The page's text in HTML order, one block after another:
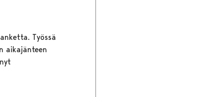
Työssä
aikajänteen